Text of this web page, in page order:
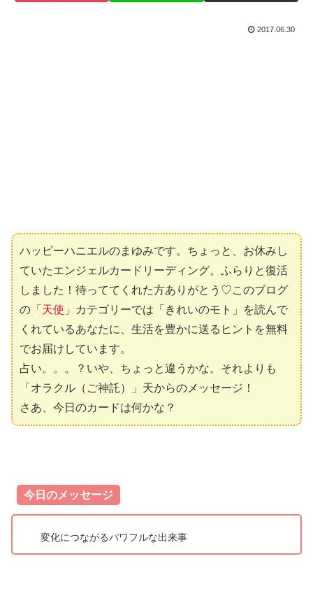
2017.06.30
ハッピーハニエルのまゆみです。ちょっと、お休みし
ていたエンジェルカードリーディング。ふらりと復活
しました！待っててくれた方ありがとう♡このブログ
の 「天使」
カテゴリーでは「きれいのモト」を読んで
くれているあなたに、生活を豊かに送るヒントを無料
でお届けしています。
占い。。。？いや、ちょっと違うかな。それよりも
「オラクル（ご神託）」天からのメッセージ！
さあ、今日のカードは何かな？
今日のメッセージ
変化につながるパワフルな出来事